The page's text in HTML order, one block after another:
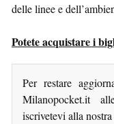
delle linee e
Potete acquistare i
Per restare
Milanopocket.it
iscrivetevi alla nostra